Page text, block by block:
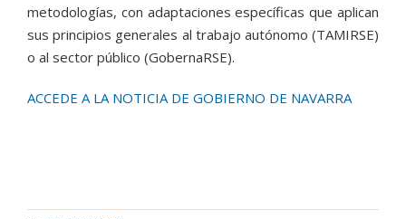
metodologías, con adaptaciones específicas que aplican
sus principios generales al trabajo autónomo (TAMIRSE)
o al sector público (GobernaRSE).
ACCEDE A LA NOTICIA DE GOBIERNO DE NAVARRA